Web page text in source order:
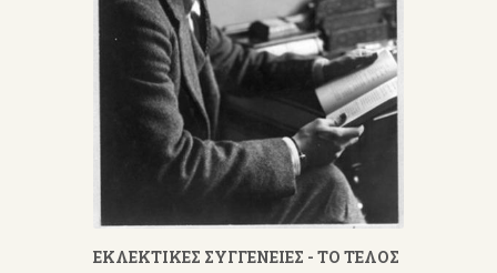
ΕΚΛΕΚΤΙΚΕΣ ΣΥΓΓΕΝΕΙΕΣ - ΤΟ ΤΕΛΟΣ